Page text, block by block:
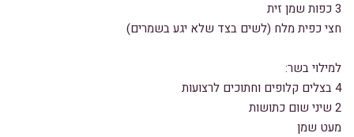
3 כפות שמן זית
חצי כפית מלח (לשים בצד שלא יגע בשמרים)
למילוי בשר:
4 בצלים קלופים וחתוכים לרצועות
2 שיני שום כתושות
מעט שמן